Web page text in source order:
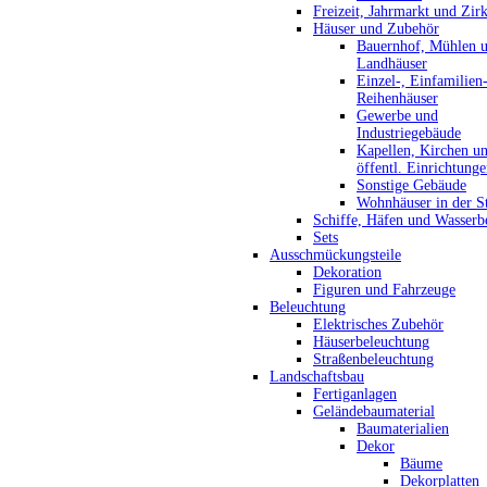
Freizeit, Jahrmarkt und
Häuser und Zubehör
Bauernhof, Mühlen
Landhäuser
Einzel-,
Reihenhäuser
Gewerbe und
Industriegebäude
Kapellen, Kirchen
öffentl.
Sonstige Gebäude
Wohnhäuser in der
Schiffe, Häfen und
Sets
Ausschmückungsteile
Dekoration
Figuren und Fahrzeuge
Beleuchtung
Elektrisches Zubehör
Häuserbeleuchtung
Straßenbeleuchtung
Landschaftsbau
Fertiganlagen
Geländebaumaterial
Baumaterialien
Dekor
Bäume
Dekorplatten